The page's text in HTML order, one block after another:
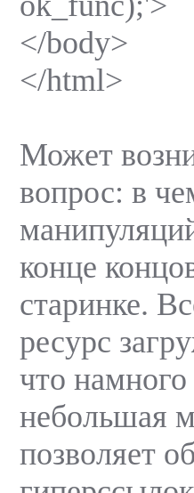
</body>
</html>
Может
вопрос: в
конце
старинке.
ресурс
что
небольшая
позволяет